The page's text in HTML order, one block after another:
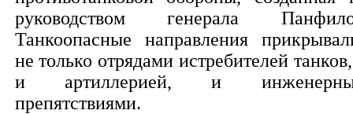
руководством генерала
Танкоопасные направления
не только отрядами истребителей
и артиллерией, и
препятствиями.